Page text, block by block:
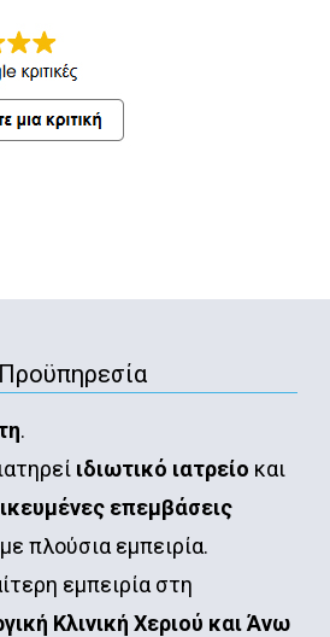
.
ιδιωτικό ιατρείο και
επεμβάσεις
πλούσια εμπειρία.
εμπειρία στη
Κλινική Χεριού και Άνω